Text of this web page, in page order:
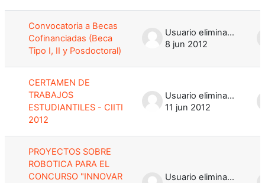
Convocatoria a Becas
Cofinanciadas (Beca
Tipo I, II y Posdoctoral)
Usuario eliminado
8 jun 2012
CERTAMEN DE
TRABAJOS
ESTUDIANTILES - CIITI
2012
Usuario eliminado
11 jun 2012
PROYECTOS SOBRE
ROBOTICA PARA EL
CONCURSO "INNOVAR
Usuario eliminado